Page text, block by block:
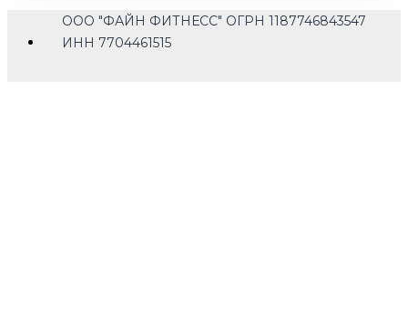
ООО "ФАЙН ФИТНЕСС" ОГРН 1187746843547
ИНН 7704461515